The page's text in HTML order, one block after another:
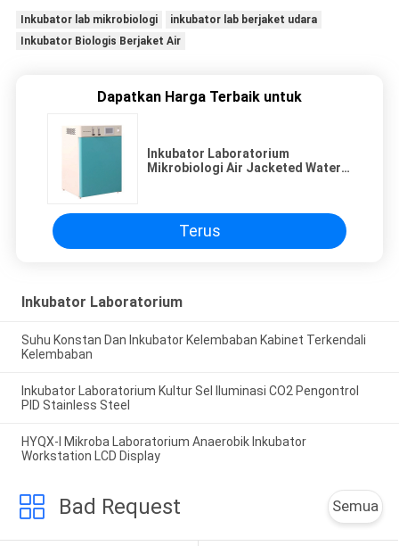
Inkubator lab mikrobiologi
inkubator lab berjaket udara
Inkubator Biologis Berjaket Air
Dapatkan Harga Terbaik untuk
Inkubator Laboratorium
Mikrobiologi Air Jacketed Water
Terus
Inkubator Laboratorium
Suhu Konstan Dan Inkubator Kelembaban Kabinet Terkendali
Kelembaban
Inkubator Laboratorium Kultur Sel Iluminasi CO2 Pengontrol
PID Stainless Steel
HYQX-I Mikroba Laboratorium Anaerobik Inkubator
Workstation LCD Display
Bad Request Semua